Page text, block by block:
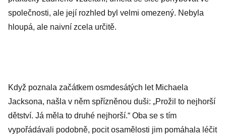
společnosti, ale její rozhled byl velmi omezený. Nebyla
hloupá, ale naivní zcela určitě.
Když poznala začátkem osmdesátých let Michaela
Jacksona, našla v něm spřízněnou duši: „Prožil to nejhorší
dětství. Já měla to druhé nejhorší.“ Oba se s tím
vypořádávali podobně, pocit osamělosti jim pomáhala léčit